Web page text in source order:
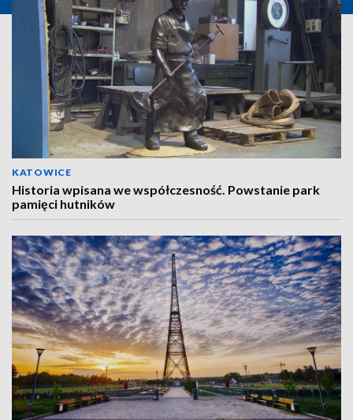
KATOWICE
Historia wpisana we współczesność. Powstanie park
pamięci hutników